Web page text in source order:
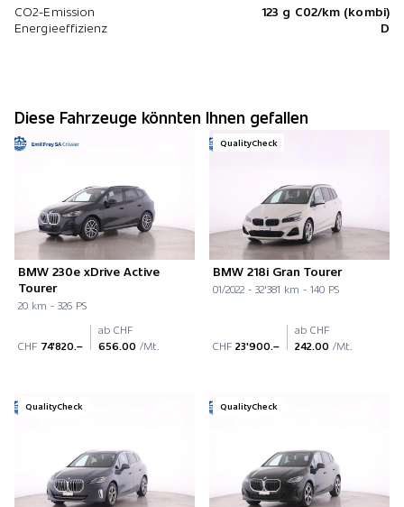
CO2-Emission
123 g C02/km (kombi)
Energieeffizienz
D
Diese Fahrzeuge könnten Ihnen gefallen
BMW 230e xDrive Active
Tourer
20 km - 326 PS
CHF 74'820.–
ab CHF
656.00 /Mt.
QualityCheck
BMW 218i Gran Tourer
01/2022 - 32'381 km - 140 PS
CHF 23'900.–
ab CHF
242.00 /Mt.
QualityCheck QualityCheck